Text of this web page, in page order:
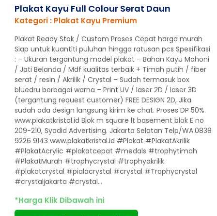
Plakat Kayu Full Colour Serat Daun
Kategori : Plakat Kayu Premium
Plakat Ready Stok / Custom Proses Cepat harga murah
Siap untuk kuantiti puluhan hingga ratusan pcs Spesifikasi
: – Ukuran tergantung model plakat – Bahan Kayu Mahoni
/ Jati Belanda / Mdf kualitas terbaik + Timah putih / fiber
serat / resin / Akrilik / Crystal – Sudah termasuk box
bluedru berbagai warna – Print UV / laser 2D / laser 3D
(tergantung request customer) FREE DESIGN 2D, Jika
sudah ada design langsung kirim ke chat. Proses DP 50%.
www.plakatkristal.id Blok m square lt basement blok E no
209-210, Syadid Advertising. Jakarta Selatan Telp/WA.0838
9226 9143 www.plakatkristal.id #Plakat #PlakatAkrilik
#PlakatAcrylic #plakatcepat #medals #trophytimah
#PlakatMurah #trophycrystal #trophyakrilik
#plakatcrystal #pialacrystal #crystal #Trophycrystal
#crystaljakarta #crystal…
*Harga Klik Dibawah ini